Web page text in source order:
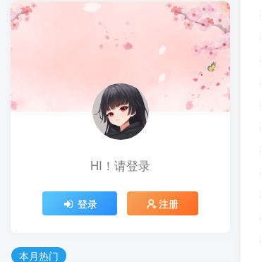
HI！请登录
登录 注册
本月热门